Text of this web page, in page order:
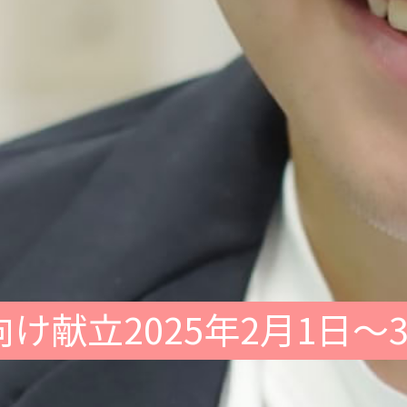
け献立2025年2月1日～